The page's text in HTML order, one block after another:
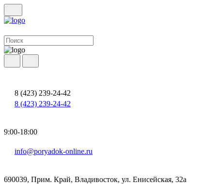
8 (423) 239-24-42
8 (423) 239-24-42
9:00-18:00
info@poryadok-online.ru
690039, Прим. Край, Владивосток, ул. Енисейская, 32а